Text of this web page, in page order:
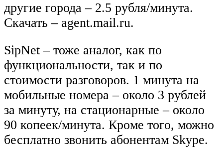
другие города – 2.5 рубля/минута.
Скачать – agent.mail.ru.
SipNet – тоже аналог, как по
функциональности, так и по
стоимости разговоров. 1 минута на
мобильные номера – около 3 рублей
за минуту, на стационарные – около
90 копеек/минута. Кроме того, можно
бесплатно звонить абонентам Skype.